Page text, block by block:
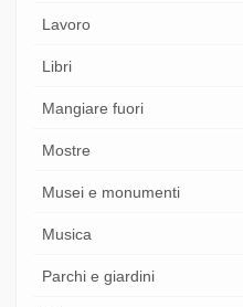
Lavoro
Libri
Mangiare fuori
Mostre
Musei e monumenti
Musica
Parchi e giardini